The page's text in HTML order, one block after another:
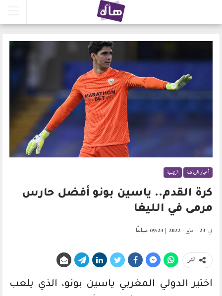
أخبار الرياضة الرئيسية
كرة القدم.. ياسين بونو أفضل حارس
مرمى في الليغا
في 23 - مايو - 2022 | 09:23 صباحًا
انشر
اختير الدولي المغربي ياسين بونو، الذي يلعب